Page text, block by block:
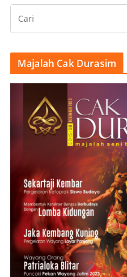
Majalah Cak Durasim